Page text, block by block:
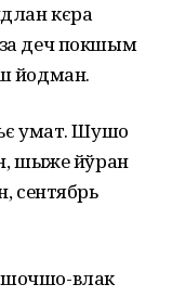
кєра
деч покшым
йодман.
умат. Шушо
шыже йўран
сентябрь
шочшо-влак